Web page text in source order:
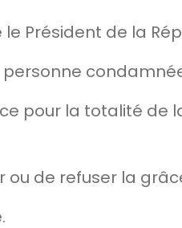
Président de la
pour la totalité de
ou de refuser la